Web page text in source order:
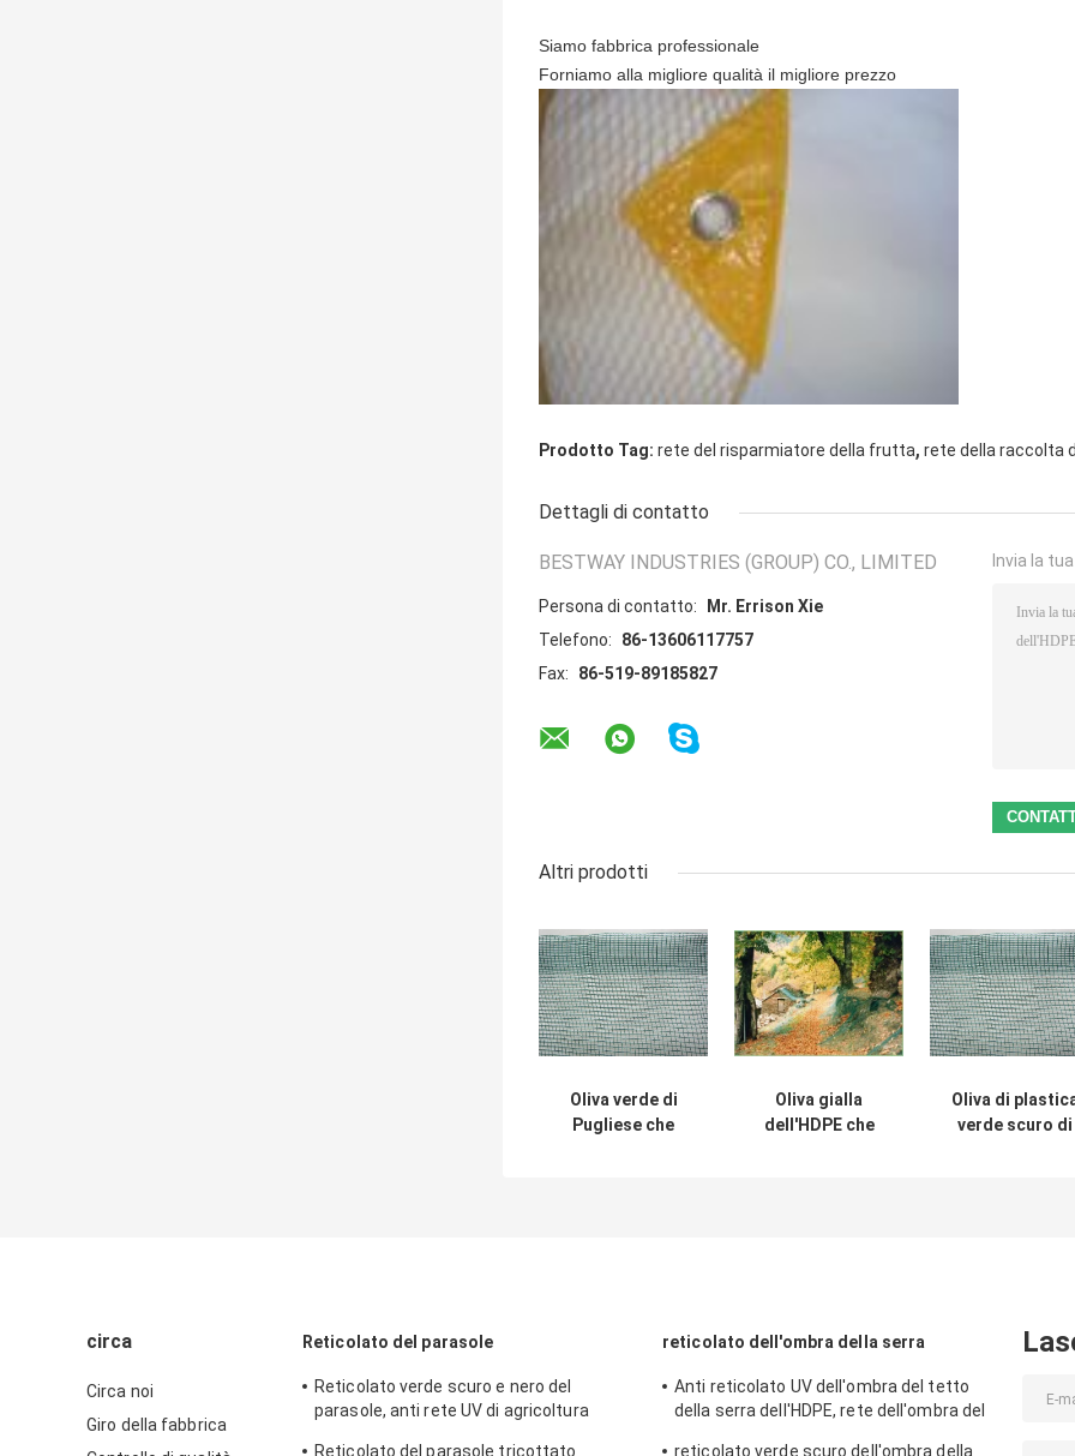
Siamo fabbrica professionale
Forniamo alla migliore qualità il migliore prezzo
Prodotto Tag: rete del risparmiatore della frutta, rete della raccolta
Dettagli di contatto
BESTWAY INDUSTRIES (GROUP) CO., LIMITED
Persona di contatto:
Mr. Errison Xie
Telefono:
86-13606117757
Fax:
86-519-89185827
Invia la
Altri prodotti
Oliva verde di
Pugliese che
Oliva gialla
dell'HDPE che
Oliva di
verde scuro di
circa
Circa noi
Giro della fabbrica
Reticolato del parasole
Reticolato verde scuro e nero del
parasole, anti rete UV di agricoltura
Reticolato del parasole tricottato
reticolato dell'ombra della serra
Anti reticolato UV dell'ombra del tetto
della serra dell'HDPE, rete dell'ombra del
reticolato verde scuro dell'ombra della